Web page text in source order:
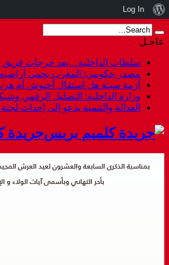
عاجـل
سلطات الداخلية…بعد خرجات فريق
مصدر حكومي: المغرب يحمي أراضيه
أزمة سبتة هل استقال أخنوش أم
وزارة الداخلية: التضليل الرقمي
العدالة والتنمية يدعو إلى إحداث
جريدة
نبذة
عن
ووردبريس
Log In